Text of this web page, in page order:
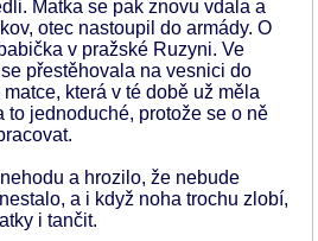
Matka se pak znovu vdala a
otec nastoupil do armády. O
v pražské Ruzyni. Ve
přestěhovala na vesnici do
která v té době už měla
to jednoduché, protože se o ně
a hrozilo, že nebude
a i když noha trochu zlobí,
i tančit.